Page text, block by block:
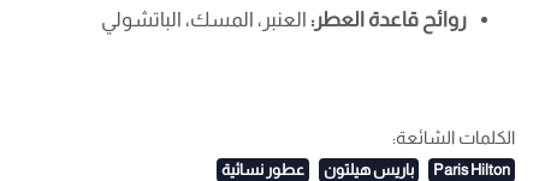
روائح قاعدة العطر: العنبر، المسك، الباتشولي
الكلمات الشائعة:
Paris Hilton باريس هيلتون
عطور نسائية